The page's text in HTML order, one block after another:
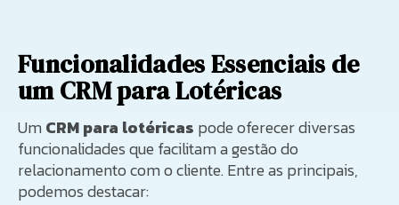
Funcionalidades Essenciais de
um CRM para Lotéricas
UmCRM para lotéricas pode oferecer diversas
funcionalidades que facilitam a gestão do
relacionamento com o cliente. Entre as principais,
podemos destacar: